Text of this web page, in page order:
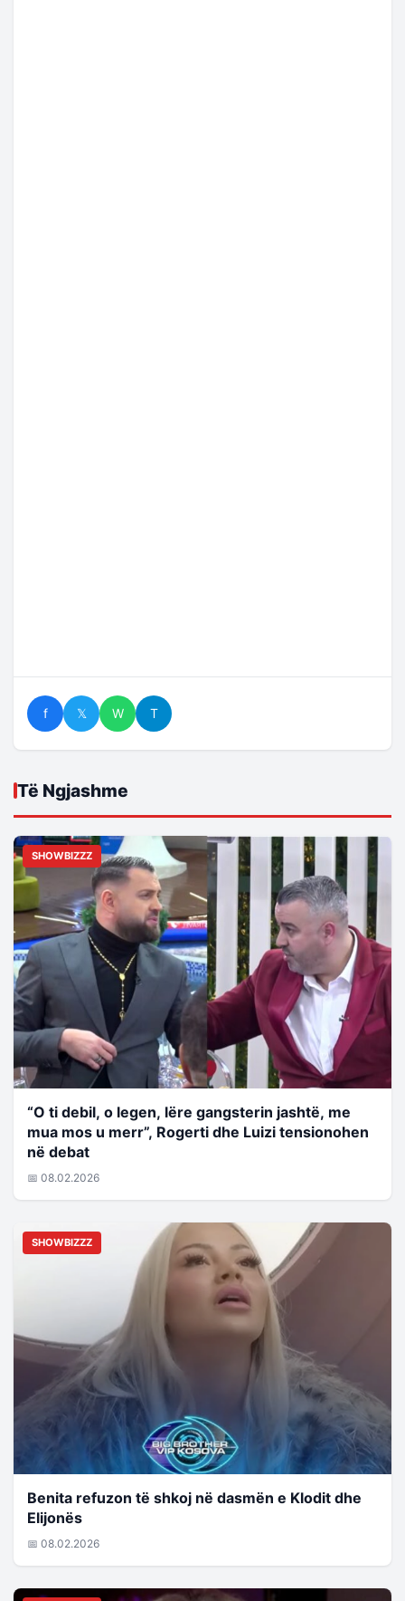
f 𝕏 W T
Të Ngjashme
SHOWBIZZZ
“O ti debil, o legen, lëre gangsterin jashtë, me
mua mos u merr”, Rogerti dhe Luizi tensionohen
në debat
📅 08.02.2026
SHOWBIZZZ
Benita refuzon të shkoj në dasmën e Klodit dhe
Elijonës
📅 08.02.2026